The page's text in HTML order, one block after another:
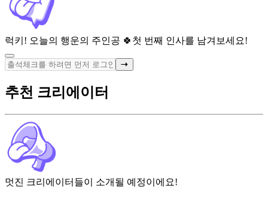
럭키! 오늘의 행운의 주인공 🍀 첫 번째 인사를 남겨보세요!
추천 크리에이터
멋진 크리에이터들이 소개될 예정이에요!